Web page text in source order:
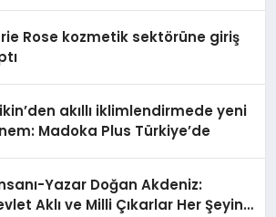
Rose kozmetik sektörüne giriş
akıllı iklimlendirmede yeni
Madoka Plus Türkiye’de
Yazar Doğan Akdeniz:
Aklı ve Milli Çıkarlar Her Şeyin